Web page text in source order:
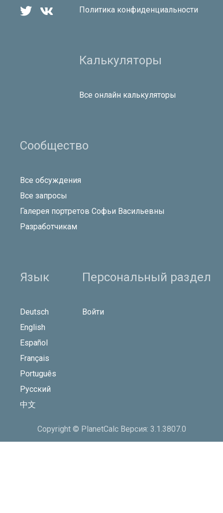
 
Политика конфиденциальности
Калькуляторы
Все онлайн калькуляторы
Сообщество
Все обсуждения
Все запросы
Галерея портретов Софьи Васильевны
Разработчикам
Язык
Deutsch
English
Español
Français
Português
Русский
中文
Персональный раздел
Войти
Copyright © PlanetCalc Версия: 3.1.3807.0